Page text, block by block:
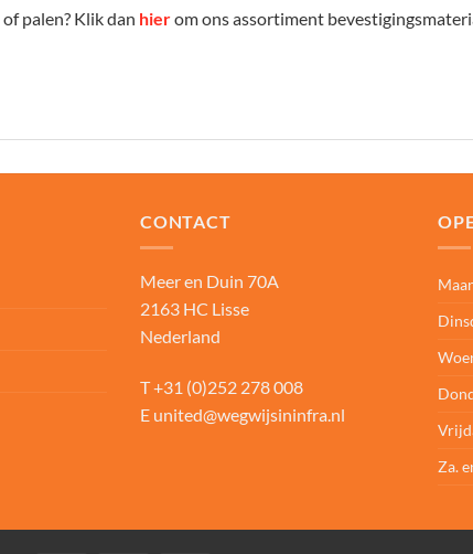
palen? Klik dan hierom ons assortiment
CONTACT
Meer en Duin 70A
2163 HC Lisse
Nederland
T+31 (0)252 278 008
E united@wegwijsininfra.nl
Za.